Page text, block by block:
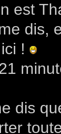
est
dis,
!
dis